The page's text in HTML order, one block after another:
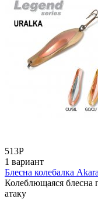
513Р
1 вариант
Блесна колебалка
Колеблющаяся блесна
атаку